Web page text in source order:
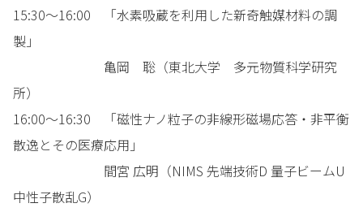
15:30～16:00 「水素吸蔵を利用した新奇触媒材料の調
製」
亀岡 聡（東北大学 多元物質科学研究
所）
16:00～16:30 「磁性ナノ粒子の非線形磁場応答・非平衡
散逸とその医療応用」
間宮 広明（NIMS 先端技術D 量子ビームU
中性子散乱G）